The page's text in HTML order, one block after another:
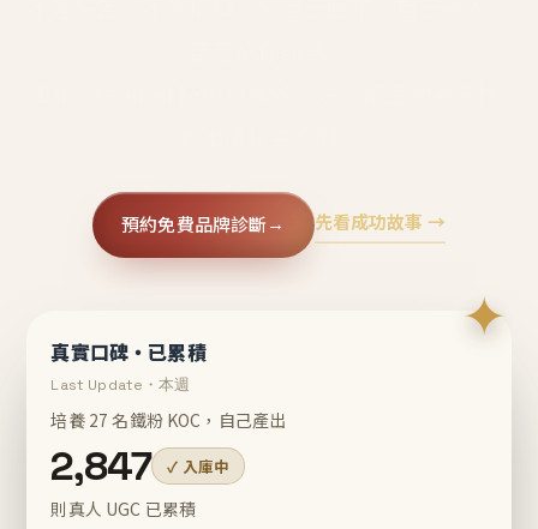
預約免費品牌診斷→ 先看成功故事 →
✦
真實口碑・已累積
Last Update・本週
培養 27 名鐵粉 KOC，自己產出
2,847 ✓ 入庫中
則真人 UGC 已累積